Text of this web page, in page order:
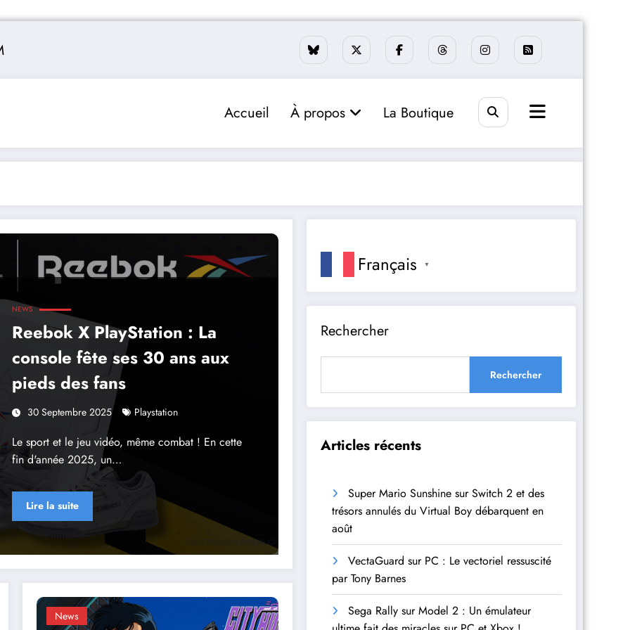
Accueil À propos La Boutique
NEWS
Reebok X PlayStation : La
console fête ses 30 ans aux
pieds des fans
30 Septembre 2025 Playstation
Le sport et le jeu vidéo, même combat ! En cette
fin d'année 2025, un…
Lire la suite
News
Français ▼
Rechercher
Rechercher
Articles récents
Super Mario Sunshine sur Switch 2 et des
trésors annulés du Virtual Boy débarquent en
août
VectaGuard sur PC : Le vectoriel ressuscité
par Tony Barnes
Sega Rally sur Model 2 : Un émulateur